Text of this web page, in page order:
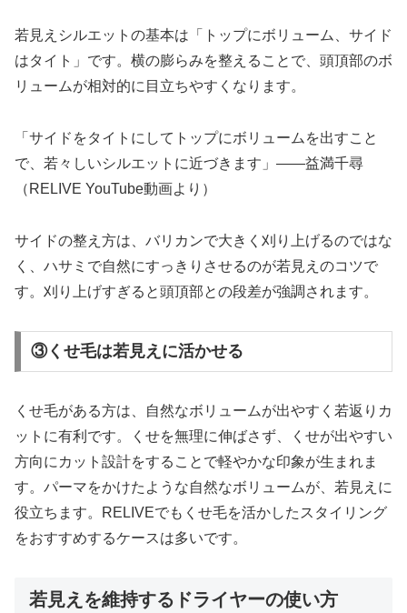
若見えシルエットの基本は「トップにボリューム、サイド
はタイト」です。横の膨らみを整えることで、頭頂部のボ
リュームが相対的に目立ちやすくなります。
「サイドをタイトにしてトップにボリュームを出すこと
で、若々しいシルエットに近づきます」——益満千尋
（RELIVE YouTube動画より）
サイドの整え方は、バリカンで大きく刈り上げるのではな
く、ハサミで自然にすっきりさせるのが若見えのコツで
す。刈り上げすぎると頭頂部との段差が強調されます。
③くせ毛は若見えに活かせる
くせ毛がある方は、自然なボリュームが出やすく若返りカ
ットに有利です。くせを無理に伸ばさず、くせが出やすい
方向にカット設計をすることで軽やかな印象が生まれま
す。パーマをかけたような自然なボリュームが、若見えに
役立ちます。RELIVEでもくせ毛を活かしたスタイリング
をおすすめするケースは多いです。
若見えを維持するドライヤーの使い方